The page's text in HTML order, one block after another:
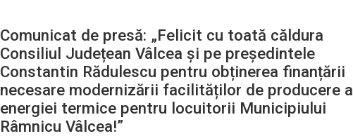
Comunicat de presă: „Felicit cu toată căldura
Consiliul Județean Vâlcea și pe președintele
Constantin Rădulescu pentru obținerea finanțării
necesare modernizării facilităților de producere a
energiei termice pentru locuitorii Municipiului
Râmnicu Vâlcea!”